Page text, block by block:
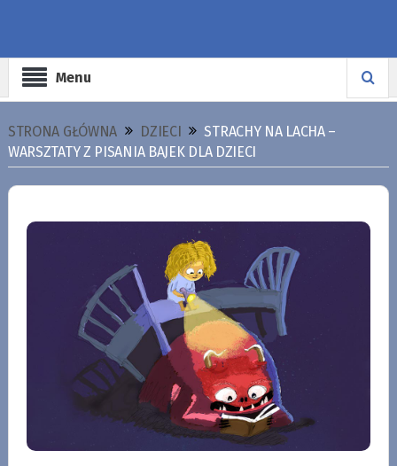
Menu
STRONA GŁÓWNA DZIECI
STRACHY NA LACHA –
WARSZTATY Z PISANIA BAJEK DLA DZIECI